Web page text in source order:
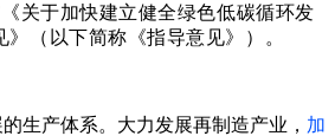
关于加快建立健全绿色低碳循环发
》（以下简称《指导意见》）。
生产体系。大力发展再制造产业， 加